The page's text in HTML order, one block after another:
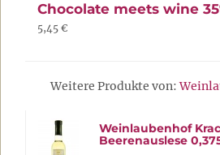
Chocolate meets wine
5,45 €
Weitere Produkte von:
Weinlaubenhof
Beerenauslese